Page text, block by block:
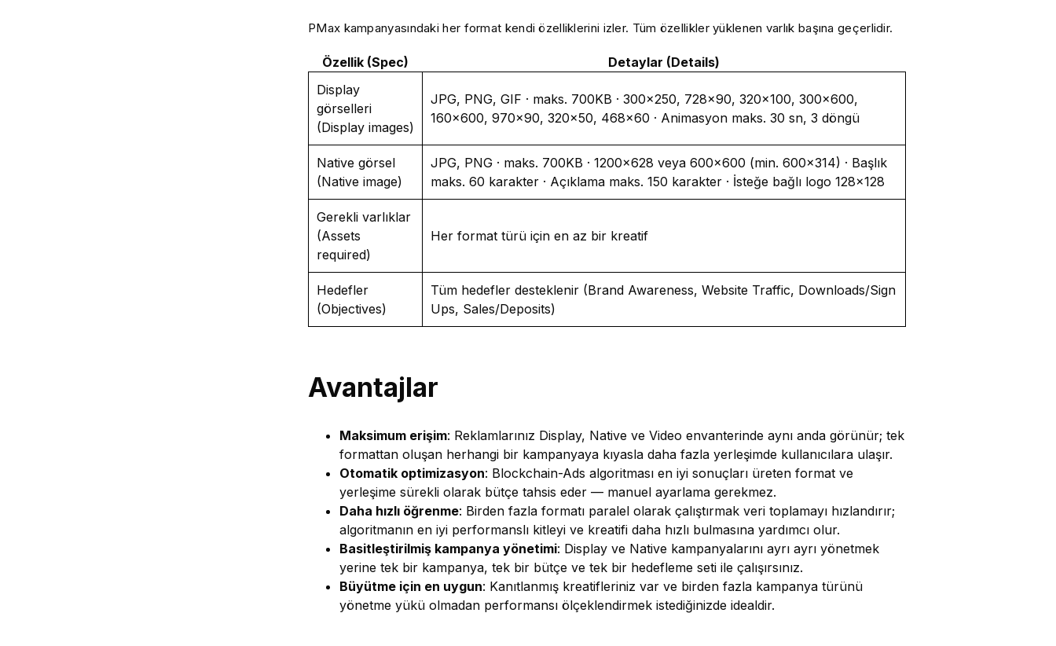
PMax kampanyasındaki her format kendi özelliklerini izler. Tüm özellikler yüklenen varlık başına geçerlidir.
Özellik (Spec)
Detaylar (Details)
Display
görselleri
(Display images)
JPG, PNG, GIF · maks. 700KB · 300×250, 728×90, 320×100, 300×600,
160×600, 970×90, 320×50, 468×60 · Animasyon maks. 30 sn, 3 döngü
Native görsel
(Native image)
JPG, PNG · maks. 700KB · 1200×628 veya 600×600 (min. 600×314) · Başlık
maks. 60 karakter · Açıklama maks. 150 karakter · İsteğe bağlı logo 128×128
Gerekli varlıklar
(Assets
required)
Her format türü için en az bir kreatif
Hedefler
(Objectives)
Tüm hedefler desteklenir (Brand Awareness, Website Traffic, Downloads/Sign
Ups, Sales/Deposits)
Avantajlar
Maksimum erişim: Reklamlarınız Display, Native ve Video envanterinde aynı anda görünür; tek
formattan oluşan herhangi bir kampanyaya kıyasla daha fazla yerleşimde kullanıcılara ulaşır.
Otomatik optimizasyon: Blockchain-Ads algoritması en iyi sonuçları üreten format ve
yerleşime sürekli olarak bütçe tahsis eder — manuel ayarlama gerekmez.
Daha hızlı öğrenme: Birden fazla formatı paralel olarak çalıştırmak veri toplamayı hızlandırır;
algoritmanın en iyi performanslı kitleyi ve kreatifi daha hızlı bulmasına yardımcı olur.
Basitleştirilmiş kampanya yönetimi: Display ve Native kampanyalarını ayrı ayrı yönetmek
yerine tek bir kampanya, tek bir bütçe ve tek bir hedefleme seti ile çalışırsınız.
Büyütme için en uygun: Kanıtlanmış kreatifleriniz var ve birden fazla kampanya türünü
yönetme yükü olmadan performansı ölçeklendirmek istediğinizde idealdir.